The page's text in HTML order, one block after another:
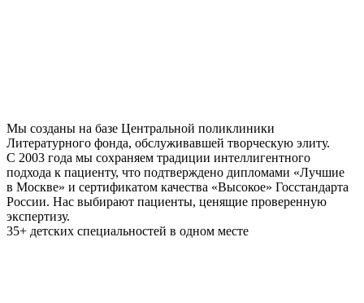
Мы созданы на базе Центральной поликлиники
Литературного фонда, обслуживавшей творческую элиту.
С 2003 года мы сохраняем традиции интеллигентного
подхода к пациенту, что подтверждено дипломами «Лучшие
в Москве» и сертификатом качества «Высокое» Госстандарта
России. Нас выбирают пациенты, ценящие проверенную
экспертизу.
35+ детских специальностей в одном месте